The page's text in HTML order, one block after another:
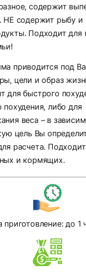
содержит
НЕ содержит рыбу и
Подходит для
приводится под
цели и образ
для быстрого
похудения, либо для
веса – в
цель Вы
расчета.
и кормящих.
приготовление: до 1